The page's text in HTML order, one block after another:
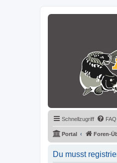
Schnellzugriff FAQ
Portal Foren-
Du musst